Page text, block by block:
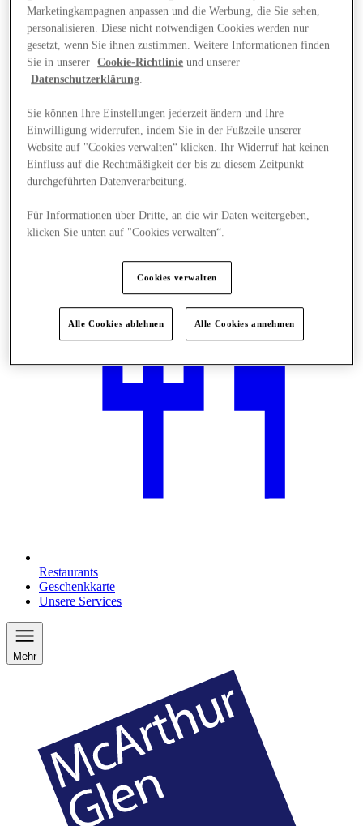
Plane Deinen Besuch
Restaurants
Geschenkkarte
Unsere Services
Mehr
Marketingkampagnen anpassen und die Werbung, die Sie sehen,
personalisieren. Diese nicht notwendigen Cookies werden nur
gesetzt, wenn Sie ihnen zustimmen. Weitere Informationen finden
Sie in unserer
Cookie-Richtlinie und unserer
Datenschutzerklärung.
Sie können Ihre Einstellungen jederzeit ändern und Ihre
Einwilligung widerrufen, indem Sie in der Fußzeile unserer
Website auf "Cookies verwalten“ klicken. Ihr Widerruf hat keinen
Einfluss auf die Rechtmäßigkeit der bis zu diesem Zeitpunkt
durchgeführten Datenverarbeitung.
Für Informationen über Dritte, an die wir Daten weitergeben,
klicken Sie unten auf "Cookies verwalten“.
Cookies verwalten
Alle Cookies ablehnen Alle Cookies annehmen